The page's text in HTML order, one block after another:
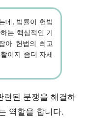
데, 법률이 헌법
는 핵심적인 기
아 헌법의 최고
이지 좀더 자세
련된 분쟁을 해결하
역할을 합니다.